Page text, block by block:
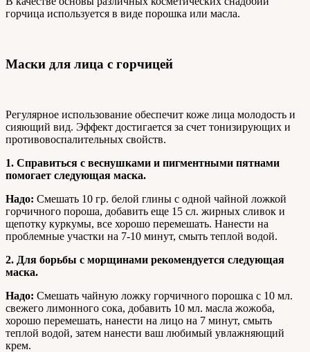
горчица используется в виде порошка или масла.
Маски для лица с горчицей
Регулярное использование обеспечит коже лица молодость и
сияющий вид. Эффект достигается за счет тонизирующих и
противовоспалительных свойств.
1. Справиться с веснушками и пигментными пятнами
помогает следующая маска.
Надо: Смешать 10 гр. белой глины с одной чайной ложкой
горчичного пороша, добавить еще 15 сл. жирных сливок и
щепотку куркумы, все хорошо перемешать. Нанести на
проблемные участки на 7-10 минут, смыть теплой водой.
2. Для борьбы с морщинами рекомендуется следующая
маска.
Надо: Смешать чайную ложку горчичного порошка с 10 мл.
свежего лимонного сока, добавить 10 мл. масла жожоба,
хорошо перемешать, нанести на лицо на 7 минут, смыть
теплой водой, затем нанести ваш любимый увлажняющий
крем.